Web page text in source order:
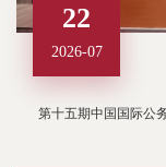
22
2026-07
第十五期中国国际公